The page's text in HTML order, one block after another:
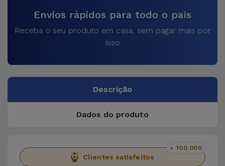
Envios rápidos para todo o país
Receba o seu produto em casa, sem pagar mais por
isso
Descrição
Dados do produto
Clientes satisfeitos
+ 100.000